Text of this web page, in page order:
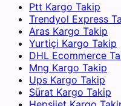
Ptt Kargo Takip
Trendyol Express
Aras Kargo Takip
Yurtiçi Kargo Takip
DHL Ecommerce
Mng Kargo Takip
Ups Kargo Takip
Sürat Kargo Takip